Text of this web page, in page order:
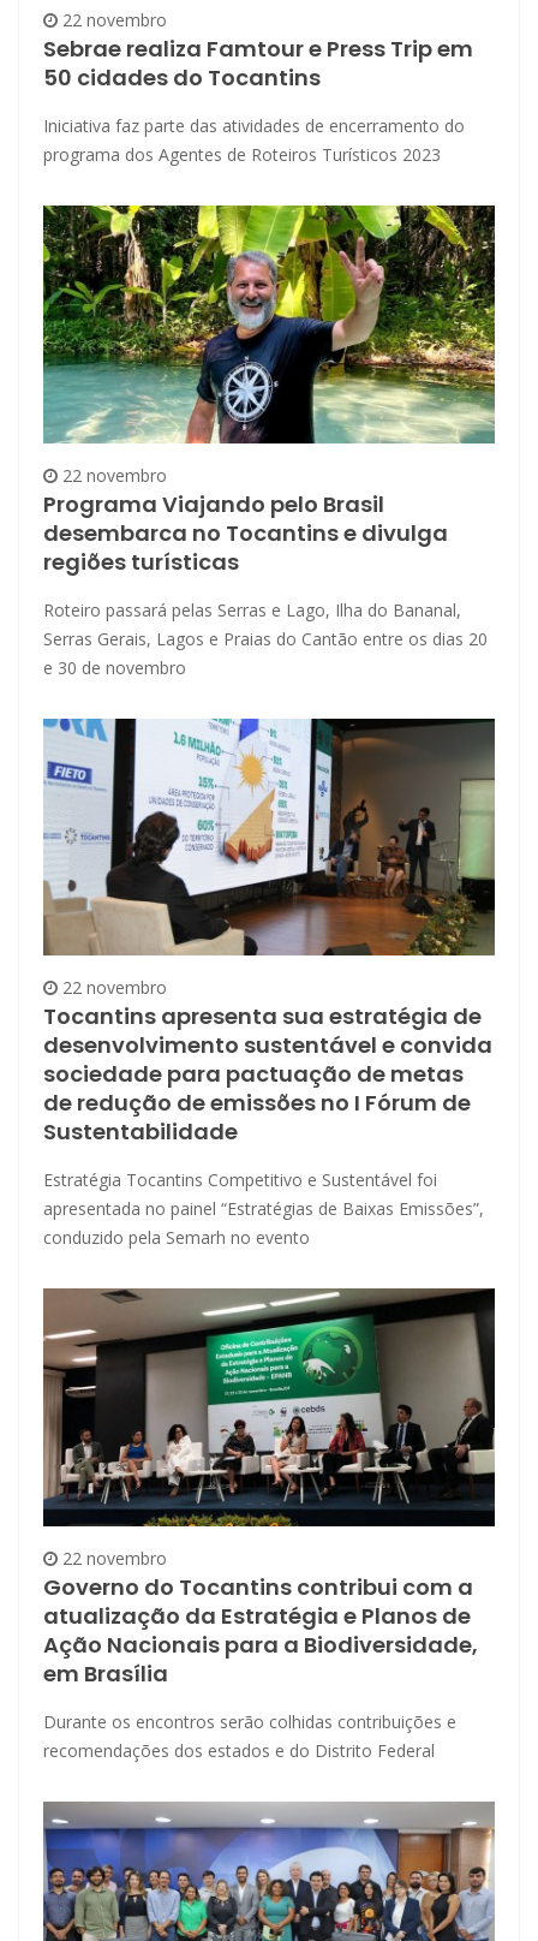
22 novembro
Sebrae realiza Famtour e Press Trip em
50 cidades do Tocantins
Iniciativa faz parte das atividades de encerramento do
programa dos Agentes de Roteiros Turísticos 2023
22 novembro
Programa Viajando pelo Brasil
desembarca no Tocantins e divulga
regiões turísticas
Roteiro passará pelas Serras e Lago, Ilha do Bananal,
Serras Gerais, Lagos e Praias do Cantão entre os dias 20
e 30 de novembro
22 novembro
Tocantins apresenta sua estratégia de
desenvolvimento sustentável e convida
sociedade para pactuação de metas
de redução de emissões no I Fórum de
Sustentabilidade
Estratégia Tocantins Competitivo e Sustentável foi
apresentada no painel “Estratégias de Baixas Emissões”,
conduzido pela Semarh no evento
22 novembro
Governo do Tocantins contribui com a
atualização da Estratégia e Planos de
Ação Nacionais para a Biodiversidade,
em Brasília
Durante os encontros serão colhidas contribuições e
recomendações dos estados e do Distrito Federal